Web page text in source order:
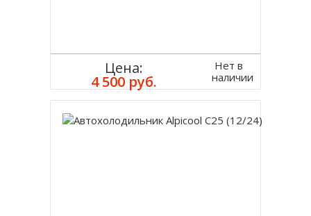
Цена:
4 500 руб.
Нет в
наличии